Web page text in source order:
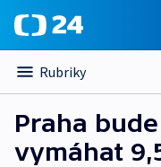
Rubriky
Praha
vymáhat